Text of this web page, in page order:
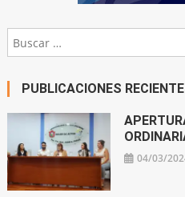
PUBLICACIONES
04/03/